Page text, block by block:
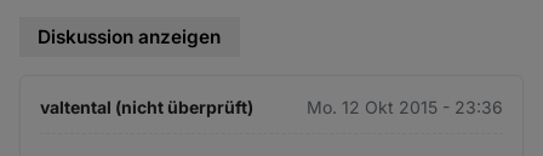
Diskussion anzeigen
valtental (nicht überprüft) Mo. 12 Okt 2015 - 23:36